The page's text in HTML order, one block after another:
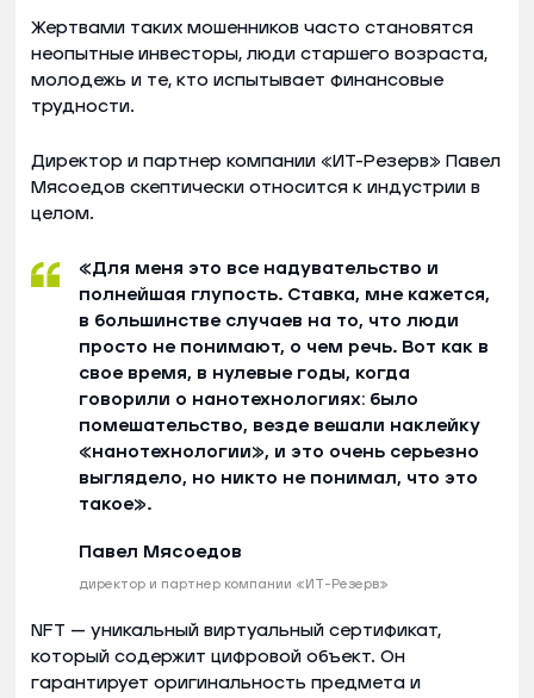
Жертвами таких мошенников часто становятся
неопытные инвесторы, люди старшего возраста,
молодежь и те, кто испытывает финансовые
трудности.
Директор и партнер компании «ИТ-Резерв» Павел
Мясоедов скептически относится к индустрии в
целом.
«Для меня это все надувательство и
полнейшая глупость. Ставка, мне кажется,
в большинстве случаев на то, что люди
просто не понимают, о чем речь. Вот как в
свое время, в нулевые годы, когда
говорили о нанотехнологиях: было
помешательство, везде вешали наклейку
«нанотехнологии», и это очень серьезно
выглядело, но никто не понимал, что это
такое».
Павел Мясоедов
директор и партнер компании «ИТ-Резерв»
NFT — уникальный виртуальный сертификат,
который содержит цифровой объект. Он
гарантирует оригинальность предмета и